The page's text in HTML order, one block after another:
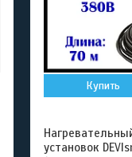
Купить
установок